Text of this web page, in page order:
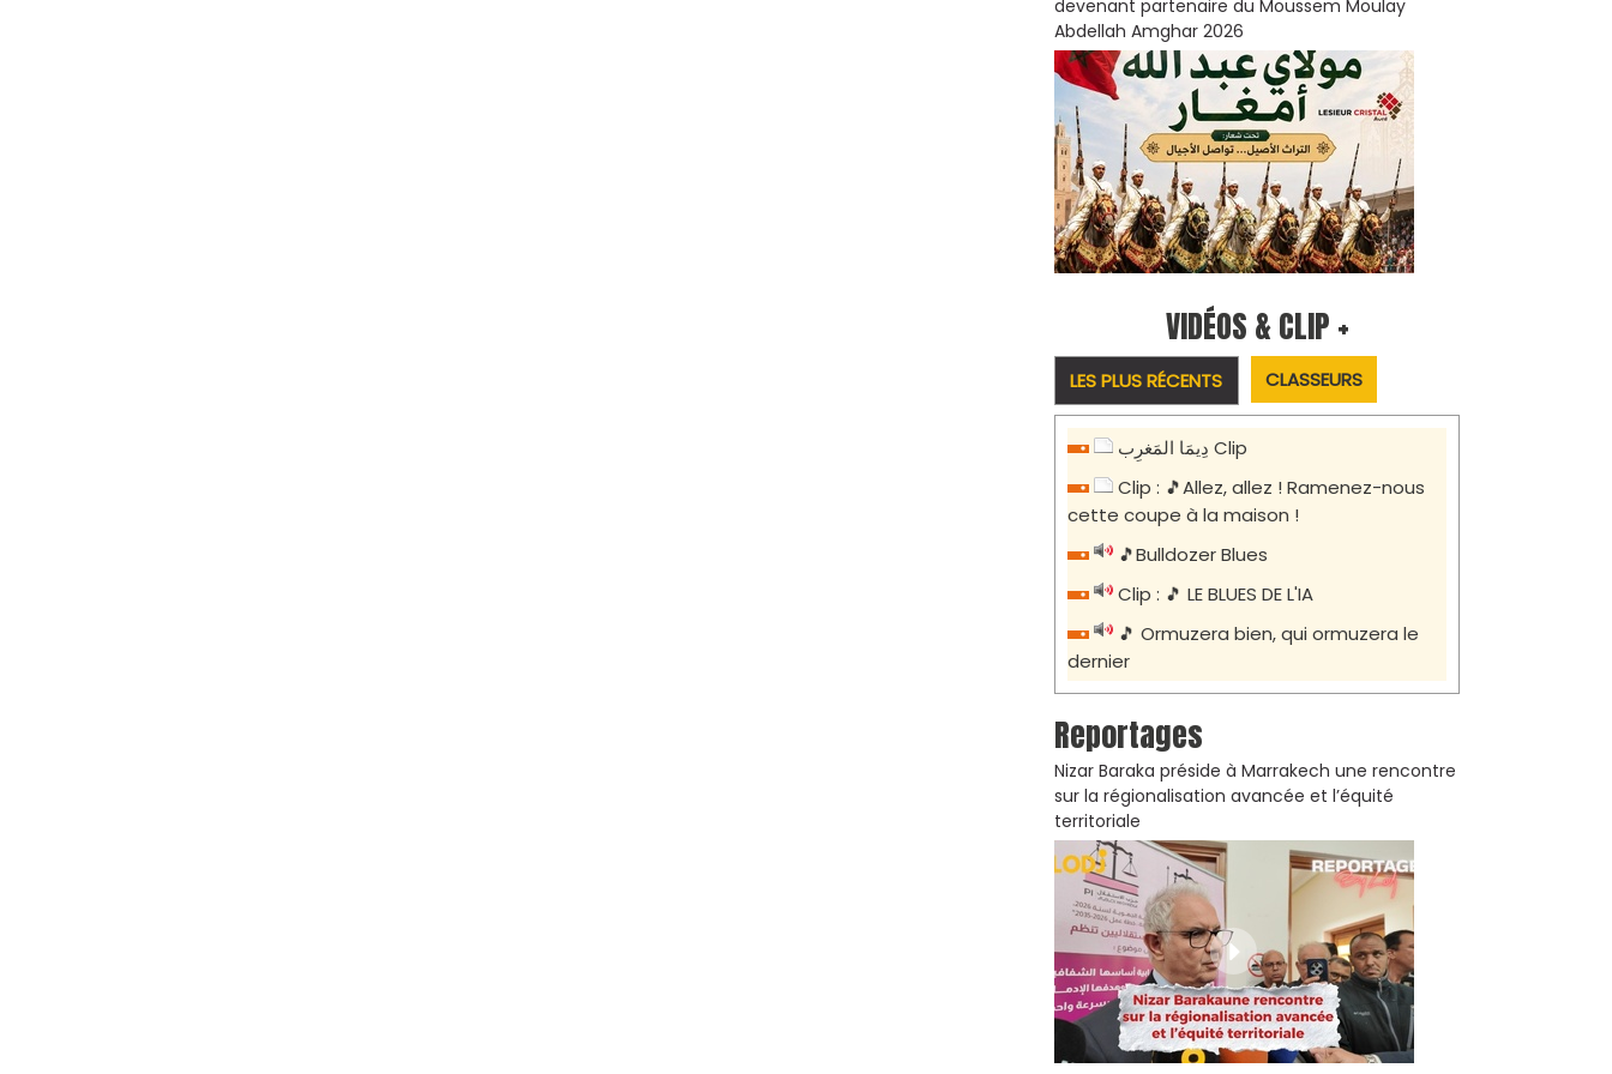
devenant partenaire du Moussem Moulay
Abdellah Amghar 2026
VIDÉOS & CLIP +
LES PLUS RÉCENTS CLASSEURS
دِيمَا المَغرِب Clip
Clip : 🎵Allez, allez ! Ramenez-nous
cette coupe à la maison !
🎵Bulldozer Blues
Clip : 🎵 LE BLUES DE L'IA
🎵 Ormuzera bien, qui ormuzera le
dernier
Reportages
Nizar Baraka préside à Marrakech une rencontre
sur la régionalisation avancée et l’équité
territoriale